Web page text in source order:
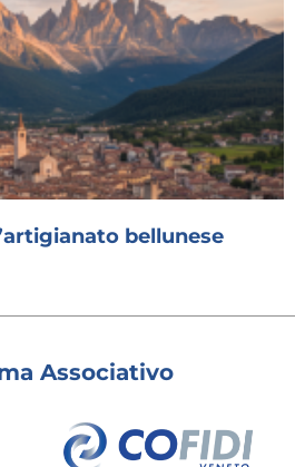
bellunese
Associativo